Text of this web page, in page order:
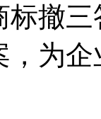
撤
，为